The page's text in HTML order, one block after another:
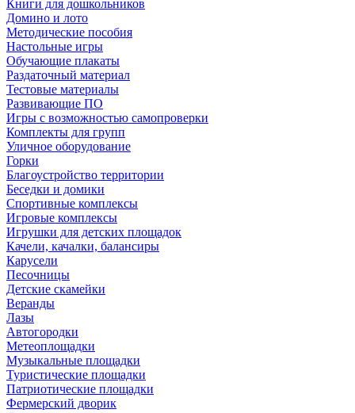
Книги для дошкольников
Домино и лото
Методические пособия
Настольные игры
Обучающие плакаты
Раздаточный материал
Тестовые материалы
Развивающие ПО
Игры с возможностью самопроверки
Комплекты для групп
Уличное оборудование
Горки
Благоустройство территории
Беседки и домики
Спортивные комплексы
Игровые комплексы
Игрушки для детских площадок
Качели, качалки, балансиры
Карусели
Песочницы
Детские скамейки
Веранды
Лазы
Автогородки
Метеоплощадки
Музыкальные площадки
Туристические площадки
Патриотические площадки
Фермерский дворик